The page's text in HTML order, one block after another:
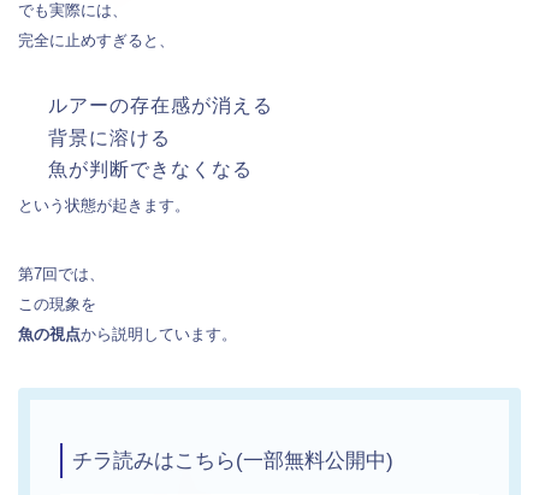
でも実際には、
完全に止めすぎると、
ルアーの存在感が消える
背景に溶ける
魚が判断できなくなる
という状態が起きます。
第7回では、
この現象を
魚の視点から説明しています。
チラ読みはこちら(一部無料公開中)